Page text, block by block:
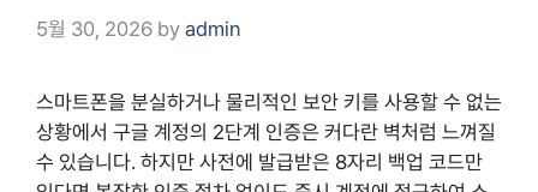
5월 30, 2026 by admin
스마트폰을 분실하거나 물리적인 보안 키를 사용할 수 없는
상황에서 구글 계정의 2단계 인증은 커다란 벽처럼 느껴질
수 있습니다. 하지만 사전에 발급받은 8자리 백업 코드만